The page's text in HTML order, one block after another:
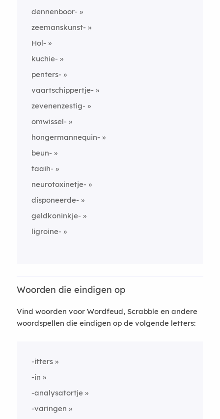
dennenboor-
zeemanskunst-
Hol-
kuchie-
penters-
vaartschippertje-
zevenenzestig-
omwissel-
hongermannequin-
beun-
taaih-
neurotoxinetje-
disponeerde-
geldkoninkje-
ligroine-
Woorden die eindigen op
Vind woorden voor Wordfeud, Scrabble en andere
woordspellen die eindigen op de volgende letters:
-itters
-in
-analysatortje
-varingen